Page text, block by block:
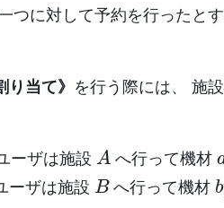
つに対して予約を行ったと
り当て》 を行う際には、 施設
ーザは施設
A
へ行って機材
ーザは施設
B
へ行って機材